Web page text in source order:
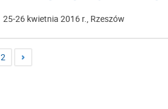
25-26 kwietnia 2016 r., Rzeszów
2